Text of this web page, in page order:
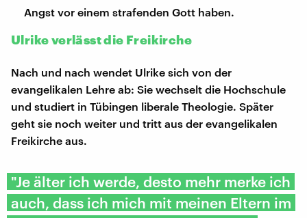
Angst vor einem strafenden Gott haben.
Ulrike verlässt die Freikirche
Nach und nach wendet Ulrike sich von der
evangelikalen Lehre ab: Sie wechselt die Hochschule
und studiert in Tübingen liberale Theologie. Später
geht sie noch weiter und tritt aus der evangelikalen
Freikirche aus.
"Je älter ich werde, desto mehr merke ich
auch, dass ich mich mit meinen Eltern im